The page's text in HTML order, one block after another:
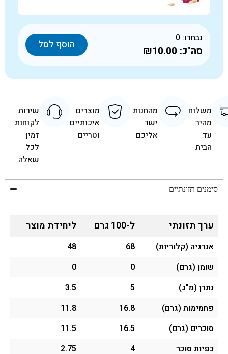
נבחרו: 0
סה"כ: ₪10.00 הוסף לסל
משלוח
מהיר
עד
הבית
מהחנות
ישר
אליכם
מוצרים
איכותיים
וטריים
שירות
לקוחות
זמין
לכל
שאלה
סימנים תזונתיים
ערך תזונתי ל-100 גרם ליחידת מוצר
אנרגיה (קלוריות) 68
48
שומן (גרם)
0
0
נתרן (מ"ג)
5
3.5
פחמימות (גרם)
16.8
11.8
סוכרים (גרם)
16.5
11.5
כפיות סוכר
4
2.75